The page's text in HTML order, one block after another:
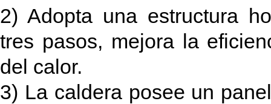
2) Adopta una estructura
tres pasos, mejora la
del calor.
3) La caldera posee un